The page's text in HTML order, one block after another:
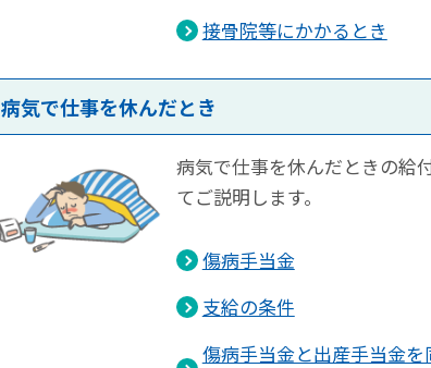
接骨院等にかかるとき
病気で仕事を休んだとき
病気で仕事を休んだときの給
てご説明します。
傷病手当金
支給の条件
傷病手当金と出産手当金を